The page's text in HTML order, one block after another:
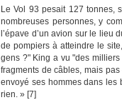
Le Vol 93 pesait 127 tonnes,
nombreuses personnes, y
l’épave d’un avion sur le lieu
de pompiers à atteindre le
gens ?" King a vu "des
fragments de câbles, mais
envoyé ses hommes dans les
rien. » [7]